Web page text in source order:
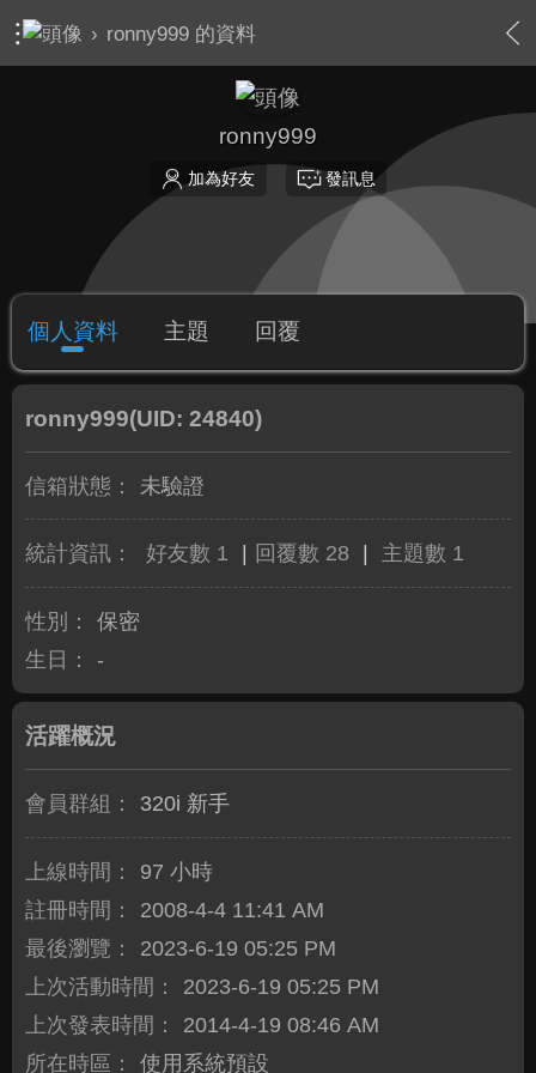
› ronny999 的資料
ronny999
加為好友 發訊息
個人資料 主題 回覆
ronny999(UID: 24840)
信箱狀態： 未驗證
統計資訊： 好友數 1 回覆數 28 主題數 1
性別：
保密
生日：
-
活躍概況
會員群組： 320i 新手
上線時間：
97 小時
註冊時間：
2008-4-4 11:41 AM
最後瀏覽：
2023-6-19 05:25 PM
上次活動時間：
2023-6-19 05:25 PM
上次發表時間：
2014-4-19 08:46 AM
所在時區：
使用系統預設